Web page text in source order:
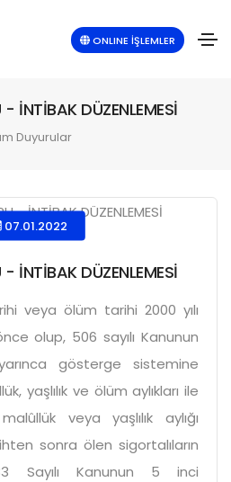
ONLINE İŞLEMLER
İNTİBAK DÜZENLEMESİ
Duyurular
07.01.2022
İNTİBAK DÜZENLEMESİ
veya ölüm tarihi 2000 yılı
olup, 506 sayılı Kanunun
gösterge sistemine
yaşlılık ve ölüm aylıkları ile
veya yaşlılık aylığı
sonra ölen sigortalıların
Sayılı Kanunun 5 inci